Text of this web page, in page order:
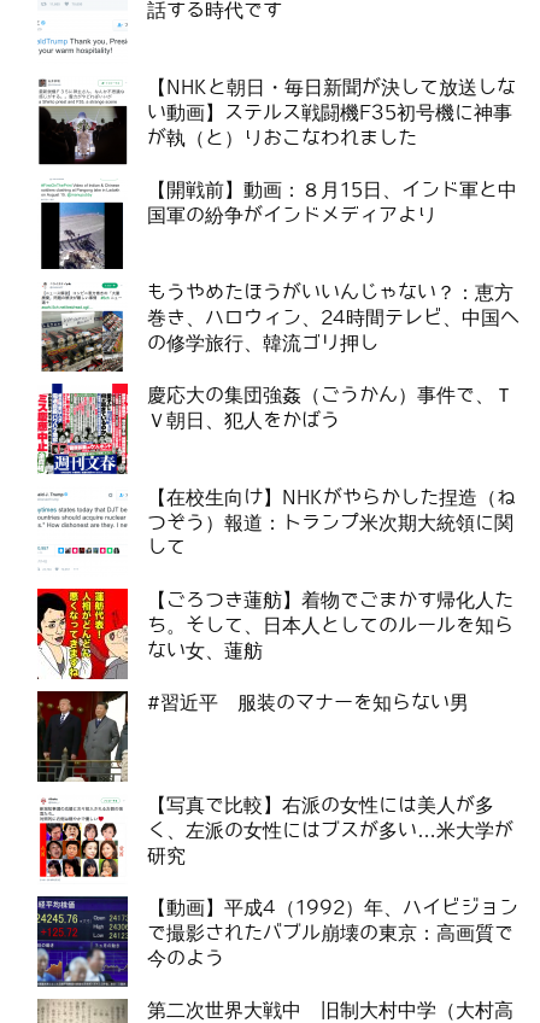
話する時代です
【NHKと朝日・毎日新聞が決して放送しな
い動画】ステルス戦闘機F35初号機に神事
が執（と）りおこなわれました
【開戦前】動画：８月15日、インド軍と中
国軍の紛争がインドメディアより
もうやめたほうがいいんじゃない？：恵方
巻き、ハロウィン、24時間テレビ、中国へ
の修学旅行、韓流ゴリ押し
慶応大の集団強姦（ごうかん）事件で、Ｔ
Ｖ朝日、犯人をかばう
【在校生向け】NHKがやらかした捏造（ね
つぞう）報道：トランプ米次期大統領に関
して
【ごろつき蓮舫】着物でごまかす帰化人た
ち。そして、日本人としてのルールを知ら
ない女、蓮舫
#習近平 服装のマナーを知らない男
【写真で比較】右派の女性には美人が多
く、左派の女性にはブスが多い…米大学が
研究
【動画】平成4（1992）年、ハイビジョン
で撮影されたバブル崩壊の東京：高画質で
今のよう
第二次世界大戦中 旧制大村中学（大村高